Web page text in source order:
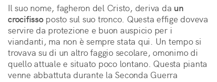
Il suo nome, fagheron del Cristo, deriva da un
crocifissoposto sul suo tronco. Questa effige doveva
servire da protezione e buon auspicio per i
viandanti, ma non è sempre stata qui. Un tempo si
trovava su di un altro faggio secolare, omonimo di
quello attuale e situato poco lontano. Questa pianta
venne abbattuta durante la Seconda Guerra